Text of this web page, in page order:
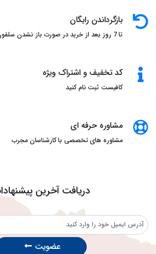
بازگرداندن رایگان
تا 7 روز بعد از خرید در صورت باز نشدن سلفون
کد تخفیف و اشتراک ویژه
کافیست ثبت نام کنید
مشاوره حرفه ای
مشاوره های تخصصی با کارشناسان مجرب
دریافت آخرین
عضویت